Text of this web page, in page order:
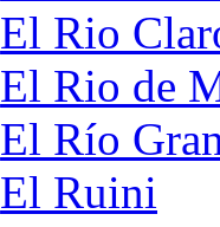
El Rio
El Rio de
El Río
El Ruini